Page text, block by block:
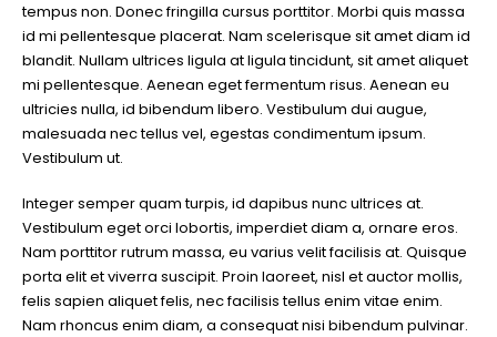
tempus non. Donec fringilla cursus porttitor. Morbi quis massa
id mi pellentesque placerat. Nam scelerisque sit amet diam id
blandit. Nullam ultrices ligula at ligula tincidunt, sit amet aliquet
mi pellentesque. Aenean eget fermentum risus. Aenean eu
ultricies nulla, id bibendum libero. Vestibulum dui augue,
malesuada nec tellus vel, egestas condimentum ipsum.
Vestibulum ut.
Integer semper quam turpis, id dapibus nunc ultrices at.
Vestibulum eget orci lobortis, imperdiet diam a, ornare eros.
Nam porttitor rutrum massa, eu varius velit facilisis at. Quisque
porta elit et viverra suscipit. Proin laoreet, nisl et auctor mollis,
felis sapien aliquet felis, nec facilisis tellus enim vitae enim.
Nam rhoncus enim diam, a consequat nisi bibendum pulvinar.